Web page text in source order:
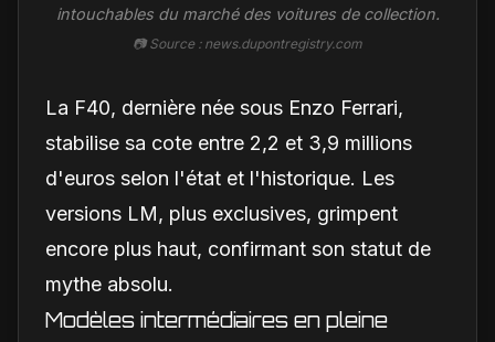
intouchables du marché des voitures de collection.
📷 Source : news.dupontregistry.com
La F40, dernière née sous Enzo Ferrari,
stabilise sa cote entre 2,2 et 3,9 millions
d'euros selon l'état et l'historique. Les
versions LM, plus exclusives, grimpent
encore plus haut, confirmant son statut de
mythe absolu.
Modèles intermédiaires en pleine